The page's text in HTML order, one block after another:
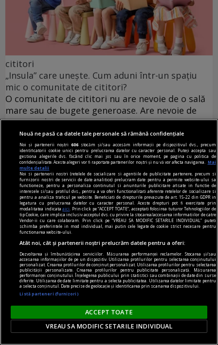
cititori
„Insula” care unește. Cum aduni într-un spațiu
mic o comunitate de cititori?
O comunitate de cititori nu are nevoie de o sală
mare sau de bugete generoase. Are nevoie de
intenție clară, organizare și cărți potrivite.
skateboard
Tipuri de skateboard-uri: Ce model să alegi?
Vrei să te plimbi prin oraș mai rapid, să înveți
primele trick-uri sau să ai o alternativă cool la
mersul pe jos? Alegerea plăcii potrivite face
diferența între o experiență frustrantă și una
Nouă ne pasă ca datele tale personale să rămână confidențiale
Noi și partenerii noștri606 stocăm și/sau accesăm informații pe dispozitivul dvs., precum
identificatorii cookie unici pentru prelucrarea datelor cu caracter personal. Puteți accepta sau
gestiona alegerile dvs. făcând clic mai jos sau în orice moment, pe pagina cu politica de
confidențialitate. Aceste alegeri vor fi raportate partenerilor noștri și nu vă vor afecta navigarea.
Mai
multe detalii
Noi si partenerii nostri (retelele de socializare si agentiile de publicitate partenere, precum si
furnizorii nostri de servicii de date analitice) prelucram date pentru a permite website-ului sa
functioneze, pentru a personaliza continutul si anunturile publicitare afisate in functie de
interesele si/sau profilul dvs., pentru a va oferi functionalitati aferente retelelor de socializare si
pentru a analiza traficul pe website. Beneficiati de drepturile prevazute de art. 15-22 din GDPR in
legatura cu prelucrarea datelor cu caracter personal. Aceste drepturi pot fi exercitate prin
modalitatea indicataaici
. Prin click pe “ACCEPT TOATE”, acceptati folosirea tuturor Tehnologiilor de
tip Cookie, care implica inclusiv acceptul dvs. cu privire la stocarea/accesarea informatiilor de catre
Vendor-ii cu care colaboram. Prin click pe “VREAU SA MODIFIC SETARILE INDIVIDUAL” puteti
schimba preferintele in mod individual, mai putin cele legate de cookie strict necesare pentru
functionarea website-ului.
Atât noi, cât și partenerii noștri prelucrăm datele pentru a oferi:
Dezvoltarea și îmbunătățirea serviciilor. Măsurarea performanței reclamelor. Stocarea și/sau
accesarea informațiilor de pe un dispozitiv. Utilizarea profilurilor pentru selectarea conținutului
personalizat. Crearea profilurilor de conținut personalizat. Utilizarea profilurilor pentru selectarea
publicității personalizate. Crearea profilurilor pentru publicitate personalizată. Măsurarea
performanței conținutului. Înțelegerea publicului prin statistici sau combinații de date din surse
diferite. Utilizarea de date limitate pentru a selecta publicitatea. Utilizarea datelor limitate pentru
a selecta conținutul. Date precise de geolocație și identificarea prin scanarea dispozitivului.
Listă parteneri (furnizori)
ACCEPT TOATE
VREAU SA MODIFIC SETARILE INDIVIDUAL